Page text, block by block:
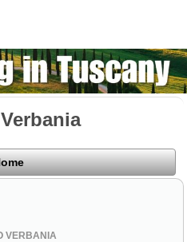
VERBANIA